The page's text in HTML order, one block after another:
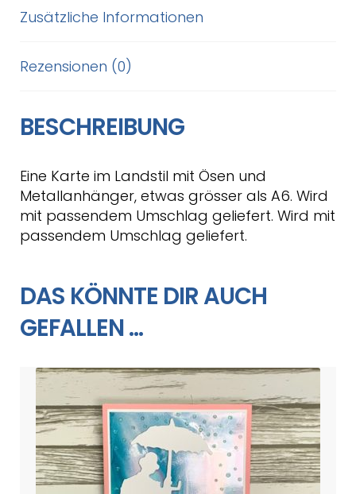
Zusätzliche Informationen
Rezensionen (0)
BESCHREIBUNG
Eine Karte im Landstil mit Ösen und
Metallanhänger, etwas grösser als A6. Wird
mit passendem Umschlag geliefert. Wird mit
passendem Umschlag geliefert.
DAS KÖNNTE DIR AUCH
GEFALLEN …